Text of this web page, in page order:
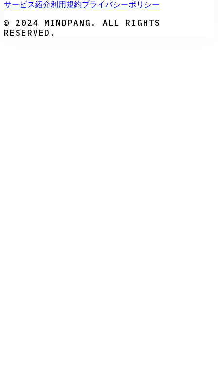
サービス紹介利用規約プライバシーポリシー
© 2024 MINDPANG. ALL RIGHTS
RESERVED.